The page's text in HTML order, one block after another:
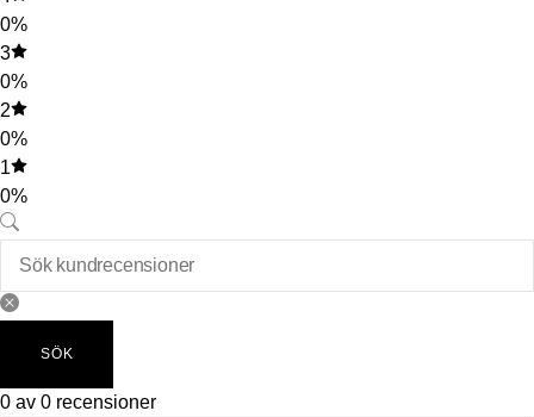
0%
3
0%
2
0%
1
0%
SÖK
0 av 0 recensioner